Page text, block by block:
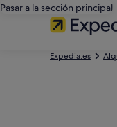
Pasar a la sección principal
Expedia.es